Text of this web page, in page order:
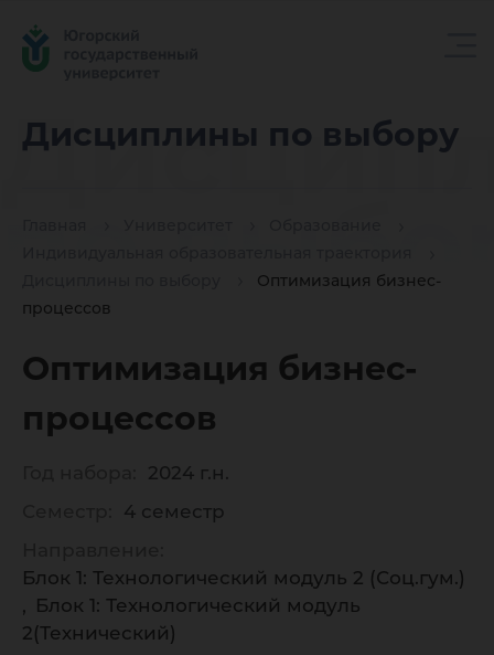
Дисциплины по выбору
Оптимизация бизнес-
процессов
по
Оптимизация бизнес-
процессов
2024 г.н.
4 семестр
Блок 1: Технологический модуль 2 (Соц.гум.)
Блок 1: Технологический модуль
2(Технический)